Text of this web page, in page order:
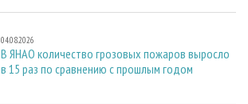
04.08.2026
В ЯНАО количество грозовых пожаров выросло
в 15 раз по сравнению с прошлым годом